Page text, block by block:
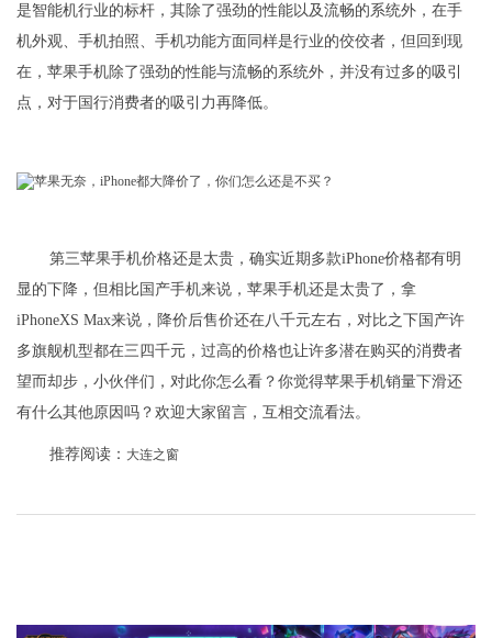
是智能机行业的标杆，其除了强劲的性能以及流畅的系统外，在手
机外观、手机拍照、手机功能方面同样是行业的佼佼者，但回到现
在，苹果手机除了强劲的性能与流畅的系统外，并没有过多的吸引
点，对于国行消费者的吸引力再降低。
第三苹果手机价格还是太贵，确实近期多款iPhone价格都有明
显的下降，但相比国产手机来说，苹果手机还是太贵了，拿
iPhoneXS Max来说，降价后售价还在八千元左右，对比之下国产许
多旗舰机型都在三四千元，过高的价格也让许多潜在购买的消费者
望而却步，小伙伴们，对此你怎么看？你觉得苹果手机销量下滑还
有什么其他原因吗？欢迎大家留言，互相交流看法。
推荐阅读： 大连之窗